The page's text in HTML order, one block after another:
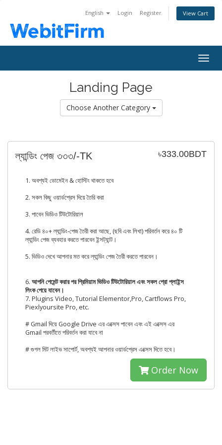
English Login Register View Cart
Landing Page
Choose Another Category
৳333.00BDT
ল্যান্ডিং পেজ ৩৩৩/-TK
1. অবশ্যই ডোমেইন & হোস্টিং থাকতে হবে
2. সকল কিছু ওয়ার্ডপ্রেস দিয়ে তৈরি করা
3. পাবেন ভিডিও টিউটোরিয়াল
4. রেডি ৪০+ ল্যান্ডিং-পেজ তৈরী করা আছে, (ছবি এবং লিখা) পরিবর্তন করে ৪০ টি
ল্যান্ডিং পেজ ব্যবহার করতে পারবেন ইন্সট্যান্ট।
5. ভিডিও দেখে আপনার মত করে ল্যান্ডিং পেজ তৈরী করতে পারবেন।
6. আপনি পেমেন্ট করার পর প্রিমিয়াম ভিডিও টিউটোরিয়াল এবং সকল প্রো প্লাইন্স
লিংক পেয়ে যাবেন।
7. Plugins Video, Tutorial Elementor,Pro, Cartflows Pro,
Piexlyoursite Pro, etc.
# Gmail দিয়ে Google Drive এর এক্সেস পাবেন এবং এই এক্সেস এর
Gmail পরবর্তীতে পরিবর্তন করা যাবে না
# গুগল মিট লাইভ সাপোর্ট, অবশ্যই আপনার ওয়ার্ডপ্রেস এক্সেস দিতে হবে।
Order Now